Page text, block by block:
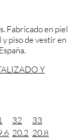
Fabricado en piel
piso de vestir en
Y
32
33
20.2 20.8